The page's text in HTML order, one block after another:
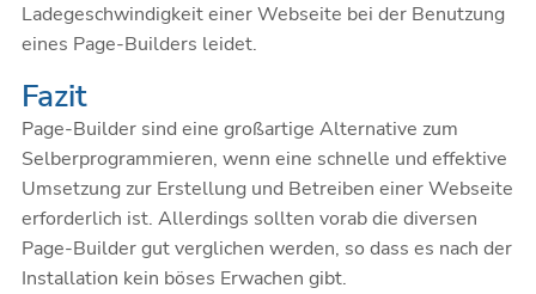
Ladegeschwindigkeit einer Webseite bei der Benutzung
eines Page-Builders leidet.
Fazit
Page-Builder sind eine großartige Alternative zum
Selberprogrammieren, wenn eine schnelle und effektive
Umsetzung zur Erstellung und Betreiben einer Webseite
erforderlich ist. Allerdings sollten vorab die diversen
Page-Builder gut verglichen werden, so dass es nach der
Installation kein böses Erwachen gibt.